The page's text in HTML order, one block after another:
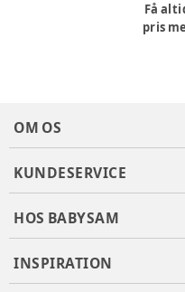
Få
pris
OM OS
KUNDESERVICE
HOS BABYSAM
INSPIRATION